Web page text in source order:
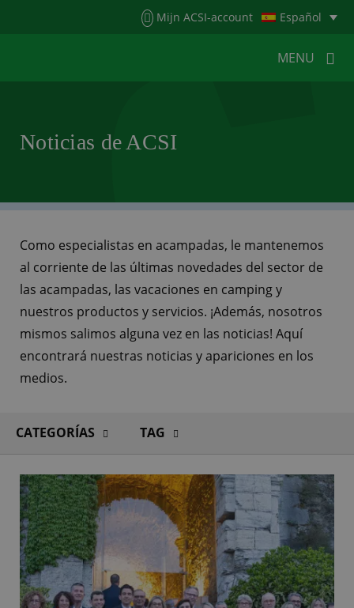
Mijn ACSI-account Español
MENU
PARA CAMPINGSNOTICIAS DE ACSI
ACSI WEBSHOPSERVICIO AL CLIENTE
Noticias de ACSI
Como especialistas en acampadas, le mantenemos
al corriente de las últimas novedades del sector de
las acampadas, las vacaciones en camping y
nuestros productos y servicios. ¡Además, nosotros
mismos salimos alguna vez en las noticias! Aquí
encontrará nuestras noticias y apariciones en los
medios.
CATEGORÍAS TAG